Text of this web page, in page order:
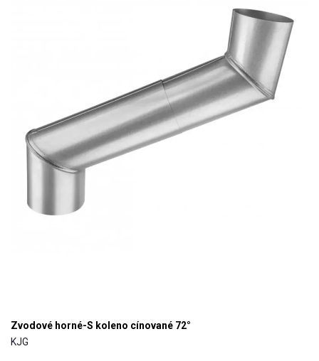
Zvodové horné-S koleno cínované 72°
KJG